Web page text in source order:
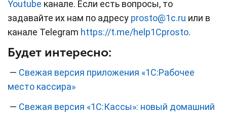
Youtube канале. Если есть вопросы, то
задавайте их нам по адресу prosto@1c.ru или в
канале Telegram https://t.me/help1Cprosto.
Будет интересно:
— Свежая версия приложения «1С:Рабочее
место кассира»
— Свежая версия «1С:Кассы»: новый домашний